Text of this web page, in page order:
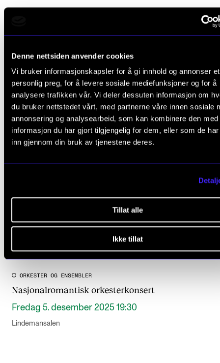
Denne nettsiden anvender cookies
Vi bruker informasjonskapsler for å gi innhold og annonser et
personlig preg, for å levere sosiale mediefunksjoner og for å
analysere trafikken vår. Vi deler dessuten informasjon om
du bruker nettstedet vårt, med partnerne våre innen sosiale
annonsering og analysearbeid, som kan kombinere den med
informasjon du har gjort tilgjengelig for dem, eller som de
inn gjennom din bruk av tjenestene deres.
Tillat alle
Ikke tillat
ORKESTER OG ENSEMBLER
Nasjonalromantisk orkesterkonsert
Fredag 5. desember 2025 19:30
Lindemansalen